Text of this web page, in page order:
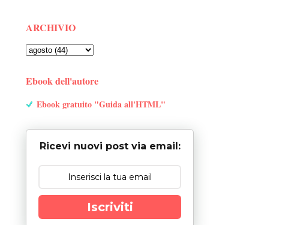
ARCHIVIO
Ebook dell'autore
Ebook gratuito "Guida all'HTML"
Ricevi nuovi post via email:
Iscriviti